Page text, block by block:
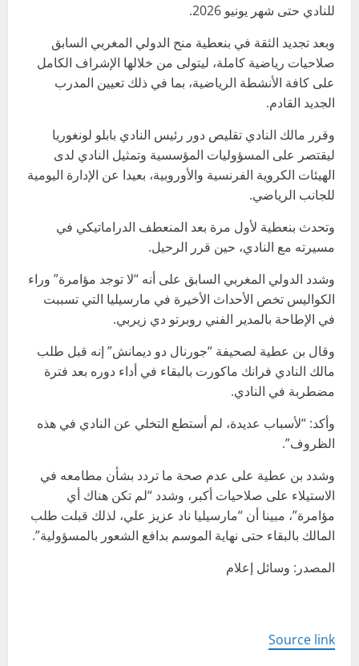
للنادي حتى شهر يونيو 2026.
وبعد تجديد الثقة في بنعطية منح الدولي المغربي السابق
صلاحيات رياضية كاملة، ليتولى من خلالها الإشراف الكامل
على كافة الأنشطة الرياضية، بما في ذلك تعيين المدرب
الجديد القادم.
وقرر مالك النادي تقليص دور رئيس النادي بابلو لونغوريا
ليقتصر على المسؤوليات المؤسسية وتمثيل النادي لدى
الهيئات الكروية الفرنسية والأوروبية، بعيدا عن الإدارة اليومية
للجانب الرياضي.
وتحدث بنعطية لأول مرة بعد المنعطف الدراماتيكي في
مسيرته مع النادي، حين قرر الرحيل.
وشدد الدولي المغربي السابق على أنه “لا توجد مؤامرة” وراء
الكواليس تخص الأحداث الأخيرة في مارسيليا التي تسببت
في الإطاحة بالمدير الفني روبرتو دي زيربي.
وقال بن عطية لصحيفة “جورنال دو ديمانش” إنه قبل طلب
مالك النادي فرانك ماكورت بالبقاء في أداء دوره بعد فترة
مضطربة في النادي.
وأكد: “لأسباب عديدة، لم أستطع التخلي عن النادي في هذه
الظروف”.
وشدد بن عطية على عدم صحة ما تردد بشأن مطامعه في
الاستيلاء على صلاحيات أكبر، وشدد “لم تكن هناك أي
مؤامرة”، مبينا أن “مارسيليا ناد عزيز علي، لذلك قبلت طلب
المالك بالبقاء حتى نهاية الموسم بدافع الشعور بالمسؤولية”.
المصدر: وسائل إعلام
Source link